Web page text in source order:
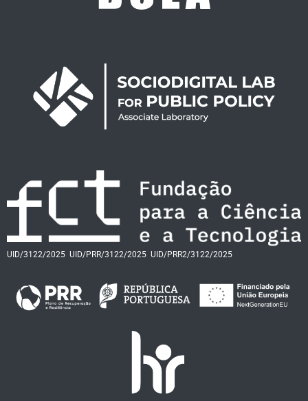
UID/3122/2025 UID/PRR/3122/2025 UID/PRR2/3122/2025